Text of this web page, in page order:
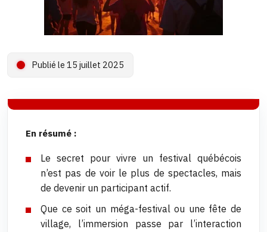
Publié le 15 juillet 2025
En résumé :
Le secret pour vivre un festival québécois
n’est pas de voir le plus de spectacles, mais
de devenir un participant actif.
Que ce soit un méga-festival ou une fête de
village, l’immersion passe par l’interaction